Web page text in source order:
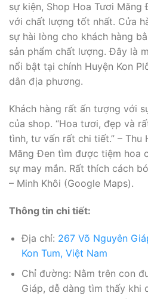
sự kiện, Shop Hoa Tươi
với chất lượng tốt nhất. Cửa
sự hài lòng cho khách hàng
sản phẩm chất lượng. Đây là
nổi bật tại chính Huyện Kon
dân địa phương.
Khách hàng rất ấn tượng với
của shop. “Hoa tươi, đẹp và
tình, tư vấn rất chi tiết.” – Thu
Măng Đen tìm được tiệm hoa
sự may mắn. Rất thích cách
– Minh Khôi (Google Maps).
Thông tin chi tiết:
Địa chỉ: 267 Võ Nguyên
Kon Tum, Việt Nam
Chỉ đường: Nằm trên con
Giáp, dễ dàng tìm thấy khi